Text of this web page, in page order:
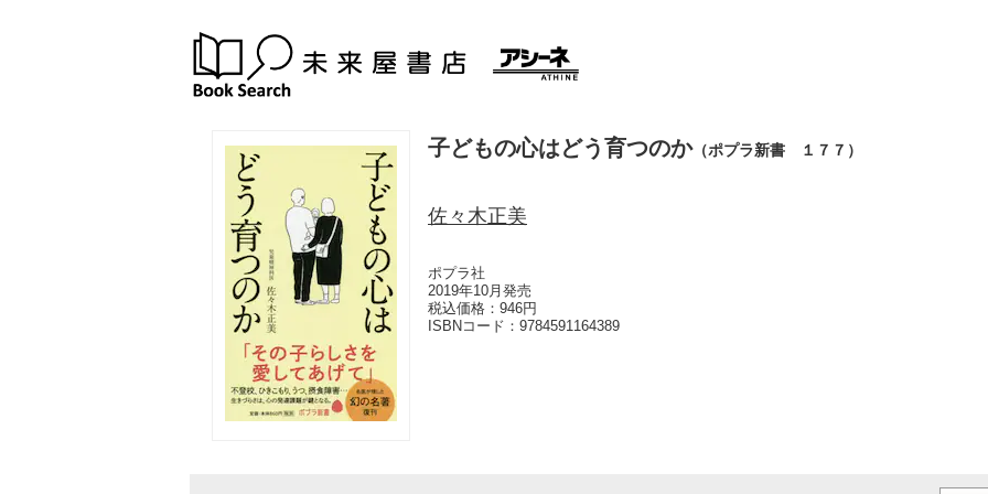
子どもの心はどう育つのか（ポプラ新書 １７７）
佐々木正美
ポプラ社
2019年10月発売
税込価格：946円
ISBNコード： 9784591164389